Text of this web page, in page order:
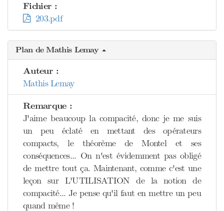
Fichier :
203.pdf
Plan de Mathis Lemay
Auteur :
Mathis Lemay
Remarque :
J'aime beaucoup la compacité, donc je me suis
un peu éclaté en mettant des opérateurs
compacts, le théorème de Montel et ses
conséquences... On n'est évidemment pas obligé
de mettre tout ça. Maintenant, comme c'est une
leçon sur L'UTILISATION de la notion de
compacité... Je pense qu'il faut en mettre un peu
quand même !